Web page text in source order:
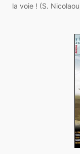
la voie ! (S.